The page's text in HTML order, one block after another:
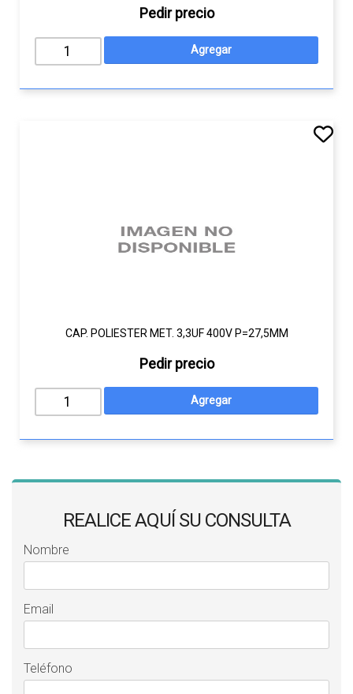
Pedir precio
CAP. POLIESTER MET. 3,3UF 400V P=27,5MM
Pedir precio
REALICE AQUÍ SU CONSULTA
Nombre
Email
Teléfono